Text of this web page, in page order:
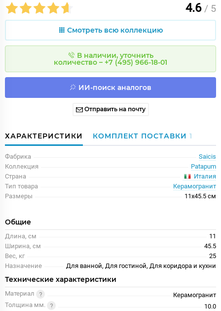
4.6 / 5
Смотреть всю коллекцию
В наличии, уточнить
количество – +7 (495) 966-18-01
ИИ-поиск аналогов
Отправить на почту
ХАРАКТЕРИСТИКИ КОМПЛЕКТ ПОСТАВКИ 1
Фабрика
Saicis
Коллекция
Patapum
Страна
Италия
Тип товара
Керамогранит
Размеры
11x45.5 см
Общие
Длина, см
11
Ширина, см
45.5
Вес, кг
25
Назначение
Для ванной, Для гостиной, Для коридора и кухни
Технические характеристики
Материал
Керамогранит
Толщина мм.
10.0